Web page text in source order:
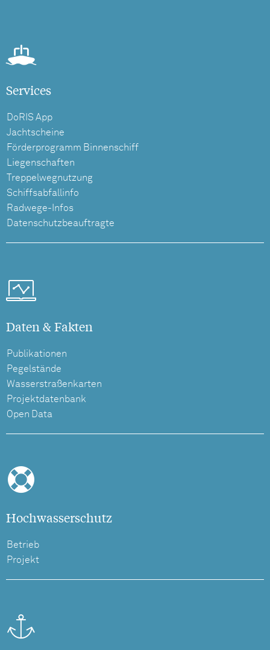
Services
DoRIS App
Jachtscheine
Förderprogramm Binnenschiff
Liegenschaften
Treppelwegnutzung
Schiffsabfallinfo
Radwege-Infos
Datenschutzbeauftragte
Daten & Fakten
Publikationen
Pegelstände
Wasserstraßenkarten
Projektdatenbank
Open Data
Hochwasserschutz
Betrieb
Projekt